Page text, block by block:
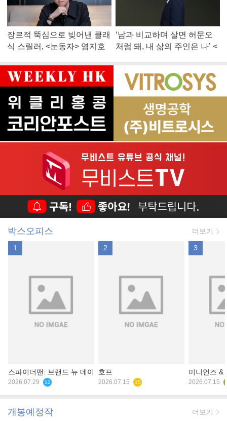
장르적 뚝심으로 빚어낸 클래
식 스릴러, <눈동자> 염지호
‘남과 비교하며 살면 허문오
처럼 돼, 내 삶의 주인은 나’ <
박스오피스 더보기
1
스파이더맨: 브랜드 뉴 데이
2026.07.29 12
2
호프
2026.07.15 15
3
미니언즈 &
2026.07.15
개봉예정작 더보기